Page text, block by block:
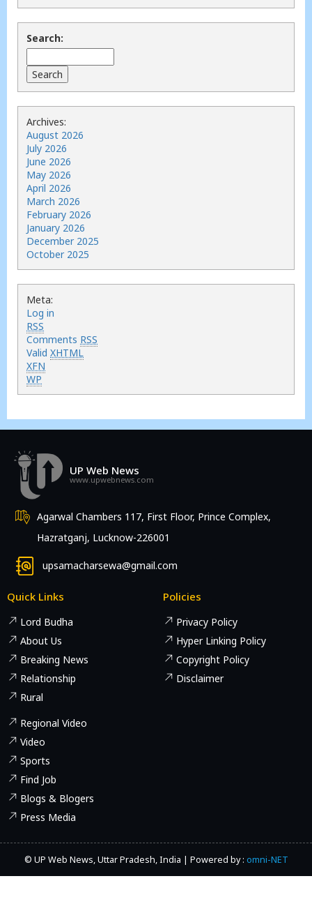
Search:
Archives:
August 2026
July 2026
June 2026
May 2026
April 2026
March 2026
February 2026
January 2026
December 2025
October 2025
Meta:
Log in
RSS
Comments RSS
Valid XHTML
XFN
WP
UP Web News
www.upwebnews.com
Agarwal Chambers 117, First Floor, Prince Complex,
Hazratganj, Lucknow-226001
upsamacharsewa@gmail.com
Quick Links
Lord Budha
About Us
Breaking News
Relationship
Rural
Regional Video
Video
Sports
Find Job
Blogs & Blogers
Press Media
Policies
Privacy Policy
Hyper Linking Policy
Copyright Policy
Disclaimer
© UP Web News, Uttar Pradesh, India | Powered by : omni-NET